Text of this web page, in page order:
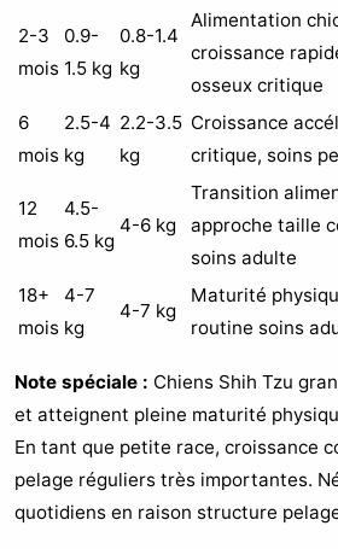
2-3
mois
0.9-
1.5 kg
0.8-1.4
kg
Alimentation
croissance
osseux critique
6
mois
2.5-4
kg
2.2-3.5
kg
Croissance
critique, soins
12
mois
4.5-
6.5 kg
4-6 kg
Transition
approche taille
soins adulte
18+
mois
4-7
kg
4-7 kg
Maturité
routine soins
Note spéciale : Chiens Shih Tzu
et atteignent pleine maturité
En tant que petite race, croissance
pelage réguliers très importantes.
quotidiens en raison structure